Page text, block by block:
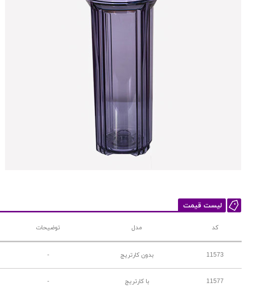
لیست قیمت
کد مدل توضیحات
11573 بدون کارتریج -
11577 با کارتریج -